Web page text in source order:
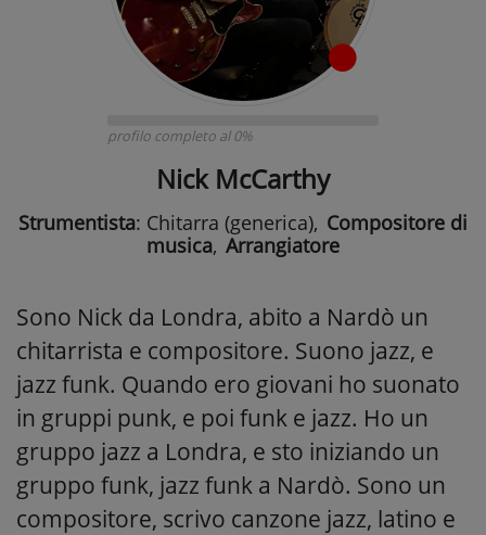
profilo completo al 0%
Nick McCarthy
Strumentista: Chitarra (generica), Compositore di
musica, Arrangiatore
Sono Nick da Londra, abito a Nardò un
chitarrista e compositore. Suono jazz, e
jazz funk. Quando ero giovani ho suonato
in gruppi punk, e poi funk e jazz. Ho un
gruppo jazz a Londra, e sto iniziando un
gruppo funk, jazz funk a Nardò. Sono un
compositore, scrivo canzone jazz, latino e